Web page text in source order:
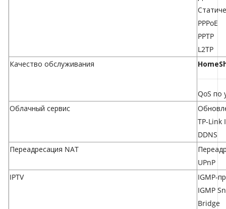
PPPoE
PPTP
L2TP
Качество обслуживания
QoS по
Облачный сервис
TP-Link
DDNS
Переадресация NAT
UPnP
IPTV
IGMP-
IGMP
Bridge